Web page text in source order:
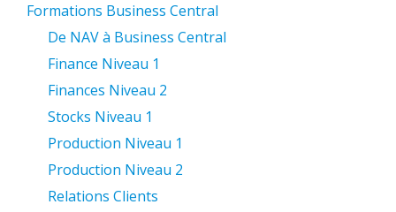
Formations Business Central
De NAV à Business Central
Finance Niveau 1
Finances Niveau 2
Stocks Niveau 1
Production Niveau 1
Production Niveau 2
Relations Clients